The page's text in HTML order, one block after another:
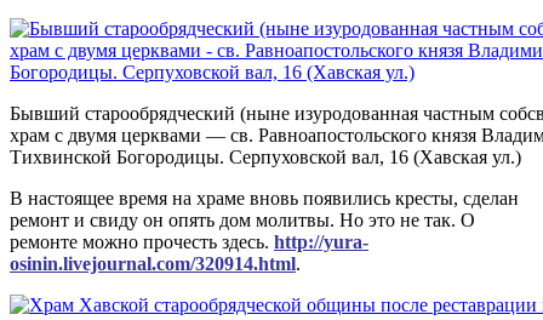
Бывший старообрядческий (ныне изуродованная частным
храм с двумя церквами — св. Равноапостольского князя
Тихвинской Богородицы. Серпуховской вал, 16 (Хавская ул.)
В настоящее время на храме вновь появились кресты, сделан
ремонт и свиду он опять дом молитвы. Но это не так. О
ремонте можно прочесть здесь. http://yura-
osinin.livejournal.com/320914.html.